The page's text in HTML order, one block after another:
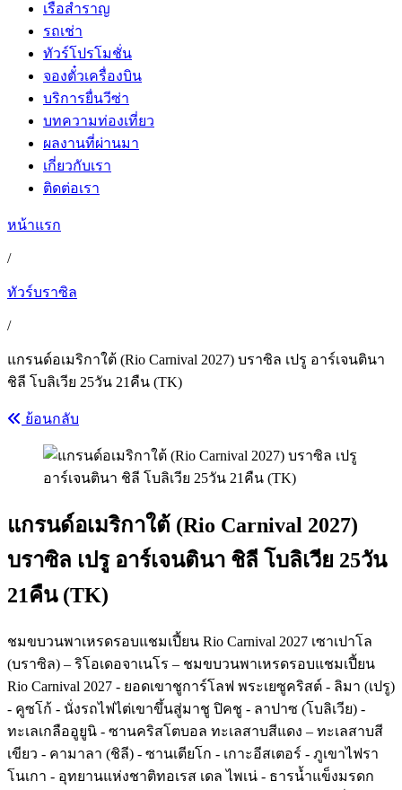
เรือสำราญ
รถเช่า
ทัวร์โปรโมชั่น
จองตั๋วเครื่องบิน
บริการยื่นวีซ่า
บทความท่องเที่ยว
ผลงานที่ผ่านมา
เกี่ยวกับเรา
ติดต่อเรา
หน้าแรก
/
ทัวร์บราซิล
/
แกรนด์อเมริกาใต้ (Rio Carnival 2027) บราซิล เปรู อาร์เจนตินา
ชิลี โบลิเวีย 25วัน 21คืน (TK)
ย้อนกลับ
แกรนด์อเมริกาใต้ (Rio Carnival 2027)
บราซิล เปรู อาร์เจนตินา ชิลี โบลิเวีย 25วัน
21คืน (TK)
ชมขบวนพาเหรดรอบแชมเปี้ยน Rio Carnival 2027 เซาเปาโล
(บราซิล) – ริโอเดอจาเนโร – ชมขบวนพาเหรดรอบแชมเปี้ยน
Rio Carnival 2027 - ยอดเขาชูการ์โลฟ พระเยซูคริสต์ - ลิมา (เปรู)
- คูซโก้ - นั่งรถไฟไต่เขาขึ้นสู่มาชู ปิคชู - ลาปาซ (โบลิเวีย) -
ทะเลเกลืออูยูนิ - ซานคริสโตบอล ทะเลสาบสีแดง – ทะเลสาบสี
เขียว - คามาลา (ชิลี) - ซานเตียโก - เกาะอีสเตอร์ - ภูเขาไฟรา
โนเกา - อุทยานแห่งชาติทอเรส เดล ไพเน่ - ธารน้ำแข็งมรดก